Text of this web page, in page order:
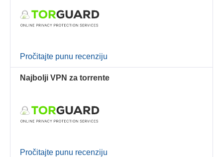
Pročitajte punu recenziju
Najbolji VPN za torrente
Pročitajte punu recenziju